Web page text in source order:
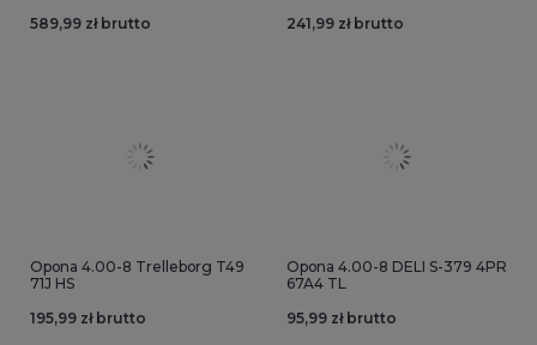
589,99 zł brutto
241,99 zł brutto
Opona 4.00-8 Trelleborg T49
71J HS
195,99 zł brutto
Opona 4.00-8 DELI S-379 4PR
67A4 TL
95,99 zł brutto